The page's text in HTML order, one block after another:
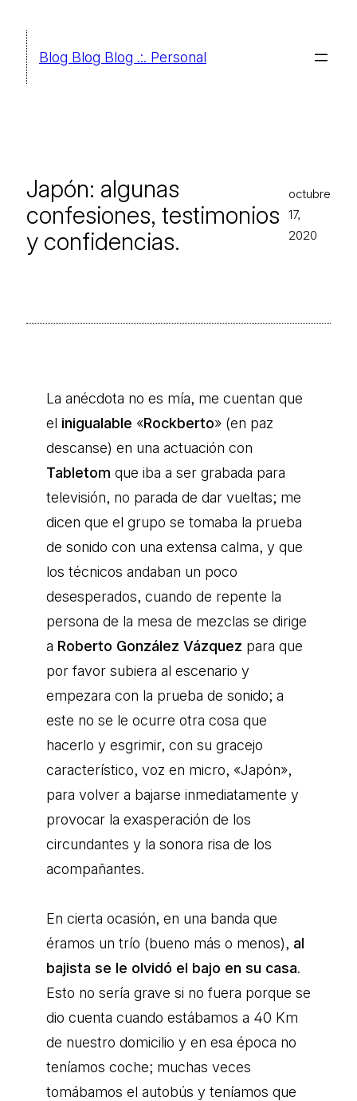
contenido
Blog Blog Blog .:. Personal
Japón: algunas
confesiones, testimonios
y confidencias.
octubre
17,
2020
La anécdota no es mía, me cuentan que
el inigualable «Rockberto» (en paz
descanse) en una actuación con
Tabletom que iba a ser grabada para
televisión, no parada de dar vueltas; me
dicen que el grupo se tomaba la prueba
de sonido con una extensa calma, y que
los técnicos andaban un poco
desesperados, cuando de repente la
persona de la mesa de mezclas se dirige
a Roberto González Vázquez para que
por favor subiera al escenario y
empezara con la prueba de sonido; a
este no se le ocurre otra cosa que
hacerlo y esgrimir, con su gracejo
característico, voz en micro, «Japón»,
para volver a bajarse inmediatamente y
provocar la exasperación de los
circundantes y la sonora risa de los
acompañantes.
En cierta ocasión, en una banda que
éramos un trío (bueno más o menos), al
bajista se le olvidó el bajo en su casa.
Esto no sería grave si no fuera porque se
dio cuenta cuando estábamos a 40 Km
de nuestro domicilio y en esa época no
teníamos coche; muchas veces
tomábamos el autobús y teníamos que